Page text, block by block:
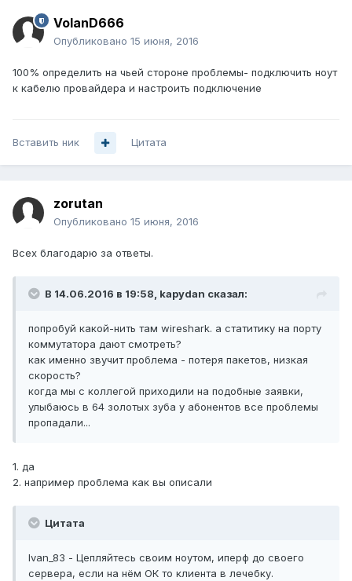
VolanD666
Опубликовано 15 июня, 2016
100% определить на чьей стороне проблемы- подключить ноут
к кабелю провайдера и настроить подключение
Вставить ник Цитата
zorutan
Опубликовано 15 июня, 2016
Всех благодарю за ответы.
В 14.06.2016 в 19:58, kapydan сказал:
попробуй какой-нить там wireshark. а статитику на порту
коммутатора дают смотреть?
как именно звучит проблема - потеря пакетов, низкая
скорость?
когда мы с коллегой приходили на подобные заявки,
улыбаюсь в 64 золотых зуба у абонентов все проблемы
пропадали...
1. да
2. например проблема как вы описали
Цитата
Ivan_83 - Цепляйтесь своим ноутом, иперф до своего
сервера, если на нём ОК то клиента в лечебку.